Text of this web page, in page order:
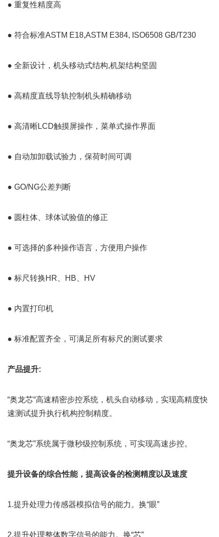
● 重复性精度高
● 符合标准ASTM E18,ASTM E384, ISO6508 GB/T230
● 全新设计，机头移动式结构,机架结构坚固
● 高精度直线导轨控制机头精确移动
● 高清晰LCD触摸屏操作，菜单式操作界面
● 自动加卸载试验力，保荷时间可调
● GO/NG公差判断
● 圆柱体、球体试验值的修正
● 可选择的多种操作语言，方便用户操作
● 标尺转换HR、HB、HV
● 内置打印机
● 标准配置齐全，可满足所有标尺的测试要求
产品提升:
“奥龙芯“高速精密步控系统，机头自动移动，实现高精度快
速测试提升执行机构控制精度。
“奥龙芯”系统属于微秒级控制系统，可实现高速步控。
提升设备的综合性能，提高设备的检测精度以及速度
1.提升处理力传感器模拟信号的能力。换“眼”
2.提升处理整体数字信号的能力。换“芯”